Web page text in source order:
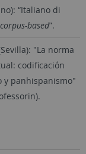
“Italiano di
corpus-based”.
"La norma
codificación
y panhispanismo"